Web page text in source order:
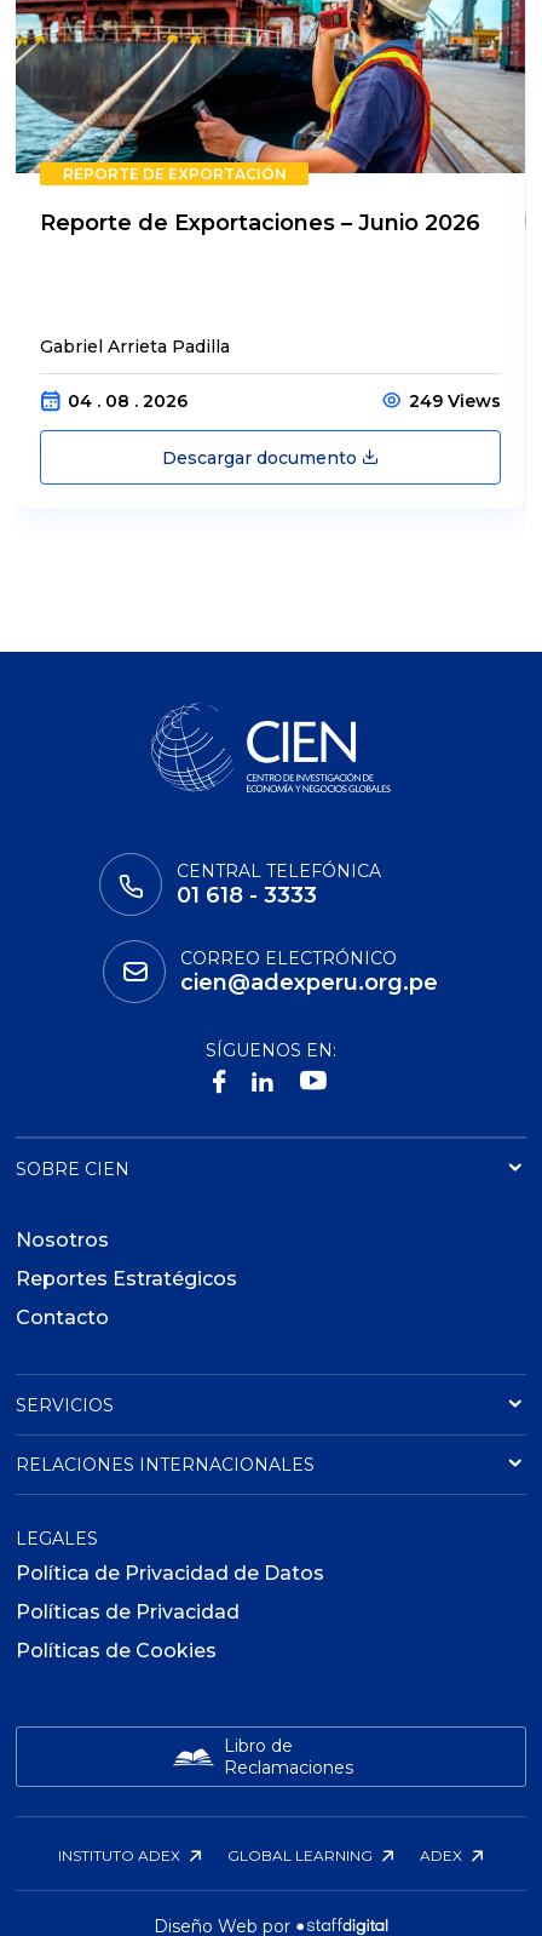
REPORTE DE EXPORTACIÓN
Reporte de Exportaciones – Junio 2026
Gabriel Arrieta Padilla
04 . 08 . 2026 249 Views
Descargar documento
CENTRAL TELEFÓNICA
01 618 - 3333
CORREO ELECTRÓNICO
cien@adexperu.org.pe
SÍGUENOS EN:
SOBRE CIEN
Nosotros
Reportes Estratégicos
Contacto
SERVICIOS
RELACIONES INTERNACIONALES
LEGALES
Política de Privacidad de Datos
Políticas de Privacidad
Políticas de Cookies
Libro de
Reclamaciones
INSTITUTO ADEX GLOBAL LEARNING ADEX
Diseño Web por